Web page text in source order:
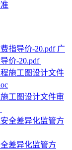
广
价-20.pdf
工图设计文件审
差异化监管方